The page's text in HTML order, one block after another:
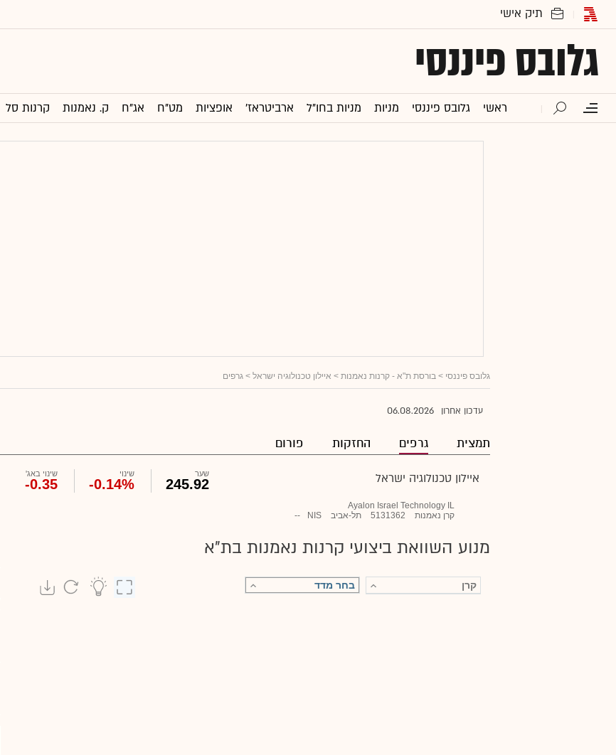
גלובס פיננסי
ראשי גלובס פיננסי מניות מניות בחו"ל ארביטראז' אופציות מט"ח אג"ח ק. נאמנות קרנות סל
גלובס פיננסי > בורסת ת"א - קרנות נאמנות > איילון טכנולוגיה ישראל > גרפים
עדכון אחרון 06.08.2026
תמצית גרפים החזקות פורום
איילון טכנולוגיה ישראל
Ayalon Israel Technology IL
קרן נאמנות
5131362 תל-אביב NIS
--
שער
245.92
שינוי
-0.14%
שינוי באג'
-0.35
מנוע השוואת ביצועי קרנות נאמנות בת"א